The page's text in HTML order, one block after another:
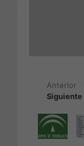
Anterior
Siguiente